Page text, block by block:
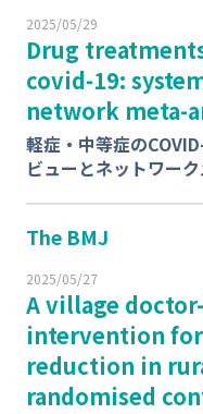
2025/05/29
Drug
covid-19:
network meta-
軽症・中等症の
ビューとネットワー
The BMJ
2025/05/27
A village
intervention
reduction in
randomised